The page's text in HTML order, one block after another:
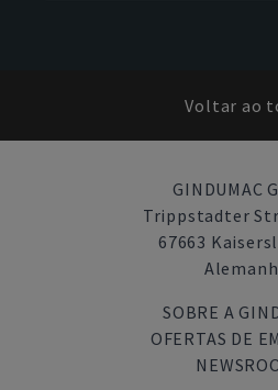
Voltar ao
GINDUMAC
Trippstadter
67663
SOBRE A
OFERTAS DE